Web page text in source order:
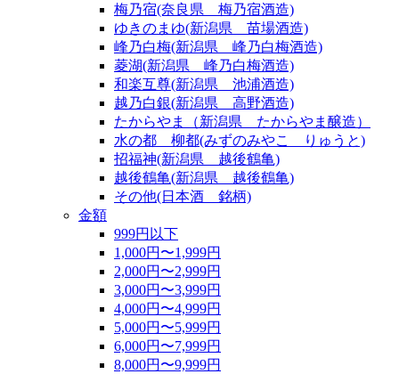
梅乃宿(奈良県 梅乃宿酒造)
ゆきのまゆ(新潟県 苗場酒造)
峰乃白梅(新潟県 峰乃白梅酒造)
菱湖(新潟県 峰乃白梅酒造)
和楽互尊(新潟県 池浦酒造)
越乃白銀(新潟県 高野酒造)
たからやま（新潟県 たからやま醸造）
水の都 柳都(みずのみやこ りゅうと)
招福神(新潟県 越後鶴亀)
越後鶴亀(新潟県 越後鶴亀)
その他(日本酒 銘柄)
金額
999円以下
1,000円〜1,999円
2,000円〜2,999円
3,000円〜3,999円
4,000円〜4,999円
5,000円〜5,999円
6,000円〜7,999円
8,000円〜9,999円